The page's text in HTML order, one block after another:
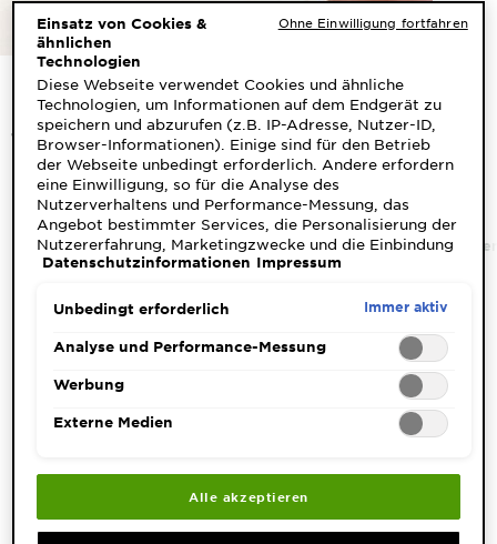
KÖRPERPFLEGE
SERVICES
DIAGNOSTIK
ENTDECKEN
Unsere
Inhaltsstoffe
Neu!
Gisele
Bündchen
Garnier's Weg
Nachhaltigkeit
International
Eco
Mizellen Reinigungswasser
für trockene Haut
Home Gesichtspflege Gesichtspflege Marken Mizelle
ENTDECKE MIZELLEN
REINIGUNGSWASSER –
TROCKENE HAUT
Die Mizellen Reinigungswasser Produkte für trockene
Schmutz und spenden intensive Feuchtigkeit. Die
reinigenden Mizellen-Moleküle umhüllen
Schmutzpartikel und Make-up und ziehen diese wie ein
Einsatz von Cookies &
ähnlichen
Technologien
Diese Webseite verwendet Cookies und ähnliche
Technologien, um Informationen auf dem Endgerät zu
speichern und abzurufen (z.B. IP-Adresse, Nutzer-ID,
Browser-Informationen). Einige sind für den Betrieb
der Webseite unbedingt erforderlich. Andere erfordern
eine Einwilligung, so für die Analyse des
Nutzerverhaltens und Performance-Messung, das
Angebot bestimmter Services, die Personalisierung der
Nutzererfahrung, Marketingzwecke und die Einbindung
externer Medien. Nicht unbedingt erforderliche Cookies
abgelehnt ("Ohne Einwilligung fortfahren")
sind ebenfalls möglich und speicherbar ("Auswahl
speichern"). Die Auswahl kann jederzeit unter dem Link
"Cookie-Einstellungen" angepasst werden. Für weitere
Informationen s. unsere Datenschutzinformationen.
Datenschutzinformationen Impressum
Unbedingt erforderlich Immer aktiv
Analyse und Performance-Messung
Werbung
Externe Medien
Alle akzeptieren
Ohne Einwilligung fortfahren